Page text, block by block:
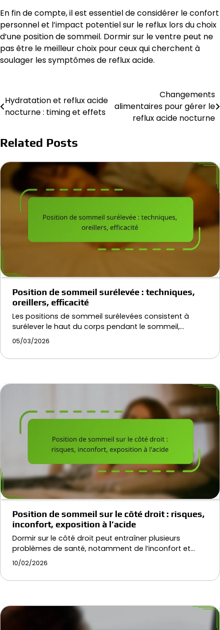
En fin de compte, il est essentiel de considérer le confort
personnel et l’impact potentiel sur le reflux lors du choix
d’une position de sommeil. Dormir sur le ventre peut ne
pas être le meilleur choix pour ceux qui cherchent à
soulager les symptômes de reflux acide.
Post
navigation
Hydratation et reflux acide
nocturne : timing et effets
Changements
alimentaires pour gérer le
reflux acide nocturne
Related Posts
Position de sommeil surélevée : techniques,
oreillers, efficacité
Les positions de sommeil surélevées consistent à
surélever le haut du corps pendant le sommeil,…
05/03/2026
Position de sommeil sur le côté droit : risques,
inconfort, exposition à l’acide
Dormir sur le côté droit peut entraîner plusieurs
problèmes de santé, notamment de l’inconfort et…
10/02/2026